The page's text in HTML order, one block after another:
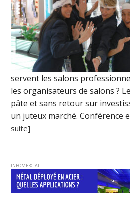
servent les salons
les organisateurs de salons ?
pâte et sans retour sur
un juteux marché. Conférence
suite]
INFOMERCIAL